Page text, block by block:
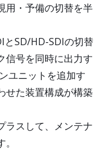
・予備の切替を半
とSD/HD-SDIの切替
信号を同時に出力す
ユニットを追加す
せた装置構成が構築
ラスして、メンテナ